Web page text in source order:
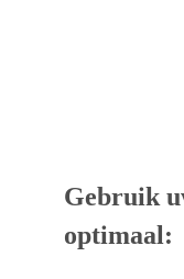
Gebruik
optimaal: